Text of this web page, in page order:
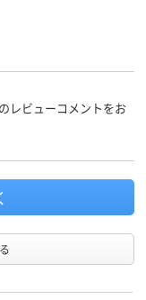
レビューコメントをお